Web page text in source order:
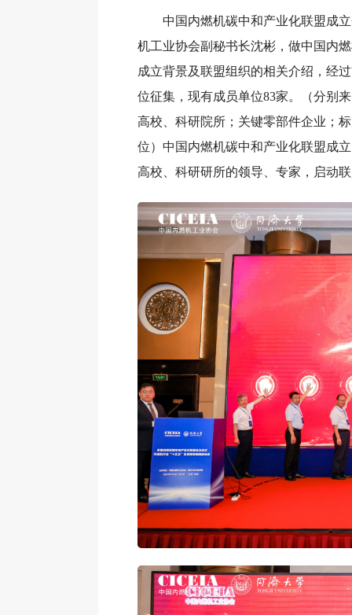
中国内燃机碳中和产业化联盟成
机工业协会副秘书长沈彬，做中国内
成立背景及联盟组织的相关介绍，经
位征集，现有成员单位83家。（分别
高校、科研院所；关键零部件企业；
位）中国内燃机碳中和产业化联盟成
高校、科研研所的领导、专家，启动